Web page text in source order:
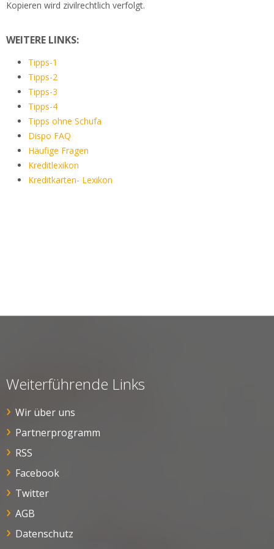
Kopieren wird zivilrechtlich verfolgt.
WEITERE LINKS:
Tipps-1
Tipps-2
Tipps-3
Tipps-4
Tipps ohne Schufa
Dispo FAQ
Häufige Fragen
Kreditlexikon
Kreditkarten- Lexikon
Weiterführende Links
Wir über uns
Partnerprogramm
RSS
Facebook
Twitter
AGB
Datenschutz